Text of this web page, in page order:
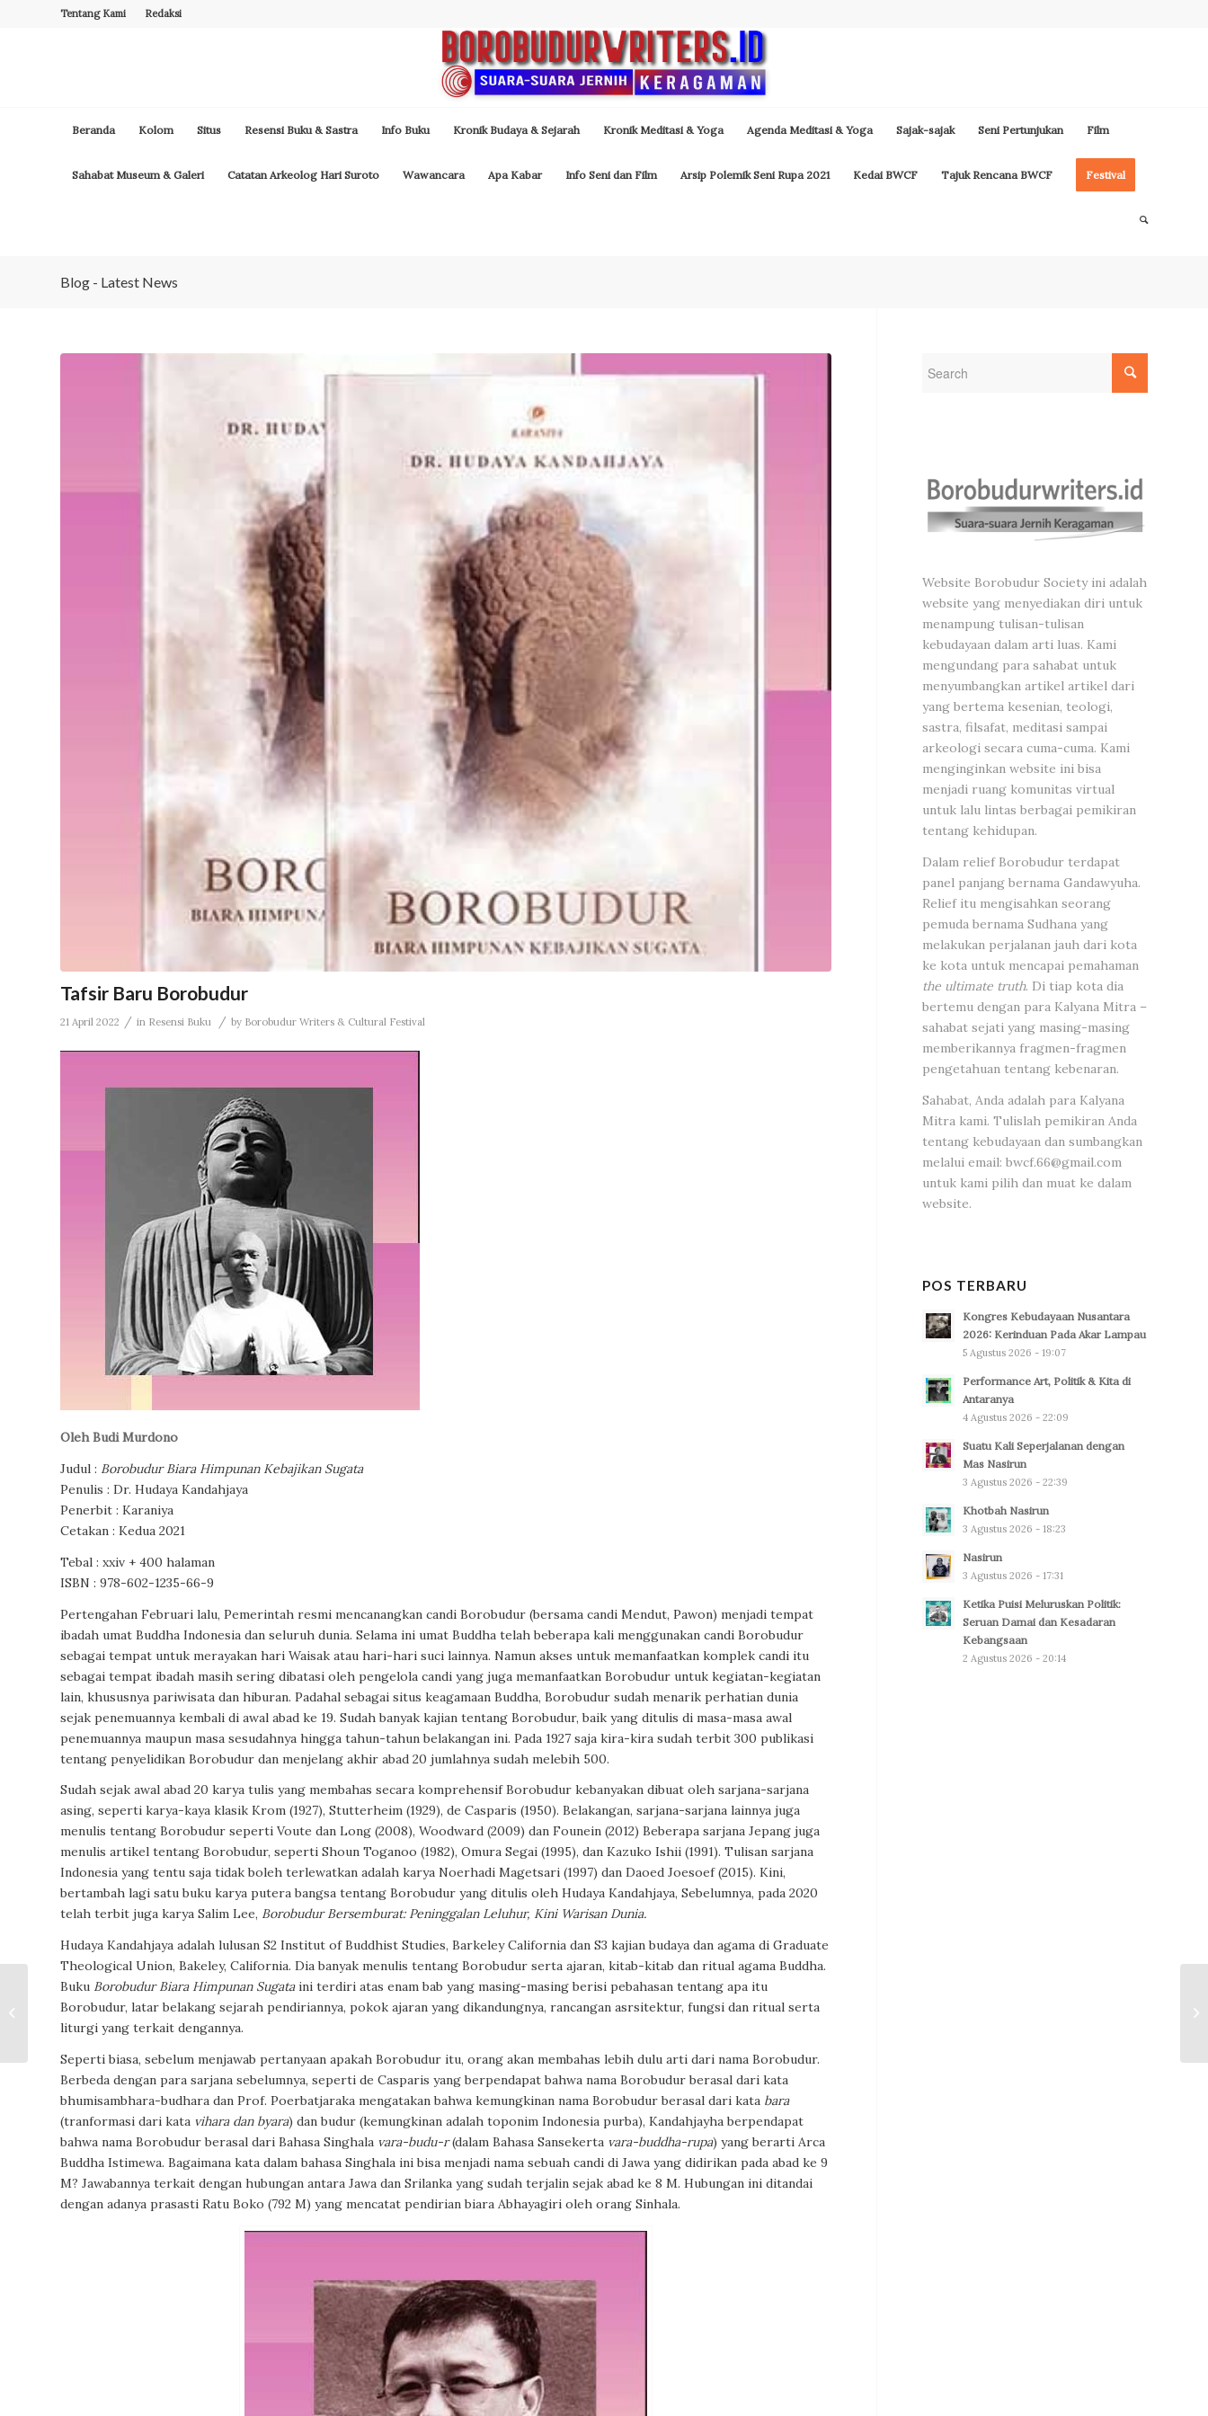
Tentang Kami Redaksi
Beranda Kolom Situs Resensi Buku & Sastra Info Buku Kronik Budaya & Sejarah Kronik Meditasi & Yoga Agenda Meditasi & Yoga Sajak-sajak Seni Pertunjukan Film
Sahabat Museum & Galeri Catatan Arkeolog Hari Suroto Wawancara Apa Kabar Info Seni dan Film Arsip Polemik Seni Rupa 2021 Kedai BWCF Tajuk Rencana BWCF Festival
Blog - Latest News
Tafsir Baru Borobudur
21 April 2022 / in Resensi Buku / by Borobudur Writers & Cultural Festival
Oleh Budi Murdono
Judul : Borobudur Biara Himpunan Kebajikan Sugata
Penulis : Dr. Hudaya Kandahjaya
Penerbit : Karaniya
Cetakan : Kedua 2021
Tebal : xxiv + 400 halaman
ISBN : 978-602-1235-66-9
Pertengahan Februari lalu, Pemerintah resmi mencanangkan candi Borobudur (bersama candi Mendut, Pawon) menjadi tempat
ibadah umat Buddha Indonesia dan seluruh dunia. Selama ini umat Buddha telah beberapa kali menggunakan candi Borobudur
sebagai tempat untuk merayakan hari Waisak atau hari-hari suci lainnya. Namun akses untuk memanfaatkan komplek candi itu
sebagai tempat ibadah masih sering dibatasi oleh pengelola candi yang juga memanfaatkan Borobudur untuk kegiatan-kegiatan
lain, khususnya pariwisata dan hiburan. Padahal sebagai situs keagamaan Buddha, Borobudur sudah menarik perhatian dunia
sejak penemuannya kembali di awal abad ke 19. Sudah banyak kajian tentang Borobudur, baik yang ditulis di masa-masa awal
penemuannya maupun masa sesudahnya hingga tahun-tahun belakangan ini. Pada 1927 saja kira-kira sudah terbit 300 publikasi
tentang penyelidikan Borobudur dan menjelang akhir abad 20 jumlahnya sudah melebih 500.
Sudah sejak awal abad 20 karya tulis yang membahas secara komprehensif Borobudur kebanyakan dibuat oleh sarjana-sarjana
asing, seperti karya-kaya klasik Krom (1927), Stutterheim (1929), de Casparis (1950). Belakangan, sarjana-sarjana lainnya juga
menulis tentang Borobudur seperti Voute dan Long (2008), Woodward (2009) dan Founein (2012) Beberapa sarjana Jepang juga
menulis artikel tentang Borobudur, seperti Shoun Toganoo (1982), Omura Segai (1995), dan Kazuko Ishii (1991). Tulisan sarjana
Indonesia yang tentu saja tidak boleh terlewatkan adalah karya Noerhadi Magetsari (1997) dan Daoed Joesoef (2015). Kini,
bertambah lagi satu buku karya putera bangsa tentang Borobudur yang ditulis oleh Hudaya Kandahjaya, Sebelumnya, pada 2020
telah terbit juga karya Salim Lee, Borobudur Bersemburat: Peninggalan Leluhur, Kini Warisan Dunia.
Hudaya Kandahjaya adalah lulusan S2 Institut of Buddhist Studies, Barkeley California dan S3 kajian budaya dan agama di Graduate
Theological Union, Bakeley, California. Dia banyak menulis tentang Borobudur serta ajaran, kitab-kitab dan ritual agama Buddha.
Buku Borobudur Biara Himpunan Sugataini terdiri atas enam bab yang masing-masing berisi pebahasan tentang apa itu
Borobudur, latar belakang sejarah pendiriannya, pokok ajaran yang dikandungnya, rancangan asrsitektur, fungsi dan ritual serta
liturgi yang terkait dengannya.
Seperti biasa, sebelum menjawab pertanyaan apakah Borobudur itu, orang akan membahas lebih dulu arti dari nama Borobudur.
Berbeda dengan para sarjana sebelumnya, seperti de Casparis yang berpendapat bahwa nama Borobudur berasal dari kata
bhumisambhara-budhara dan Prof. Poerbatjaraka mengatakan bahwa kemungkinan nama Borobudur berasal dari kata bara
(tranformasi dari kata vihara dan byara) danbudur (kemungkinan adalah toponim Indonesia purba), Kandahjayha berpendapat
bahwa nama Borobudur berasal dari Bahasa Singhala vara-budu-r(dalam Bahasa Sansekerta vara-buddha-rupa) yang berarti Arca
Buddha Istimewa. Bagaimana kata dalam bahasa Singhala ini bisa menjadi nama sebuah candi di Jawa yang didirikan pada abad ke 9
M? Jawabannya terkait dengan hubungan antara Jawa dan Srilanka yang sudah terjalin sejak abad ke 8 M. Hubungan ini ditandai
dengan adanya prasasti Ratu Boko (792 M) yang mencatat pendirian biara Abhayagiri oleh orang Sinhala.
Website Borobudur Society ini adalah
website yang menyediakan diri untuk
menampung tulisan-tulisan
kebudayaan dalam arti luas. Kami
mengundang para sahabat untuk
menyumbangkan artikel artikel dari
yang bertema kesenian, teologi,
sastra, filsafat, meditasi sampai
arkeologi secara cuma-cuma. Kami
menginginkan website ini bisa
menjadi ruang komunitas virtual
untuk lalu lintas berbagai pemikiran
tentang kehidupan.
Dalam relief Borobudur terdapat
panel panjang bernama Gandawyuha.
Relief itu mengisahkan seorang
pemuda bernama Sudhana yang
melakukan perjalanan jauh dari kota
ke kota untuk mencapai pemahaman
the ultimate truth. Di tiap kota dia
bertemu dengan para Kalyana Mitra –
sahabat sejati yang masing-masing
memberikannya fragmen-fragmen
pengetahuan tentang kebenaran.
Sahabat, Anda adalah para Kalyana
Mitra kami. Tulislah pemikiran Anda
tentang kebudayaan dan sumbangkan
melalui email: bwcf.66@gmail.com
untuk kami pilih dan muat ke dalam
website.
POS TERBARU
Kongres Kebudayaan Nusantara
2026: Kerinduan Pada Akar Lampau
5 Agustus 2026 - 19:07
Performance Art, Politik & Kita di
Antaranya
4 Agustus 2026 - 22:09
Suatu Kali Seperjalanan dengan
Mas Nasirun
3 Agustus 2026 - 22:39
Khotbah Nasirun
3 Agustus 2026 - 18:23
Nasirun
3 Agustus 2026 - 17:31
Ketika Puisi Meluruskan Politik:
Seruan Damai dan Kesadaran
Kebangsaan
2 Agustus 2026 - 20:14
Puisi-puisi
Mohammad Isa
Gautama